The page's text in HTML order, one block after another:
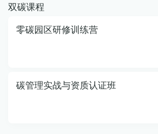
双碳课程
零碳园区研修训练营
碳管理实战与资质认证班